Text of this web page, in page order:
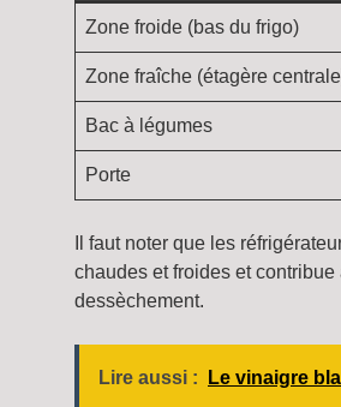
Zone froide (bas du frigo)
Zone fraîche (étagère
Bac à légumes
Porte
Il faut noter que les
chaudes et froides et
dessèchement.
Lire aussi : Le vinaigre